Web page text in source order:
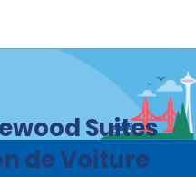
Suites
de Voiture